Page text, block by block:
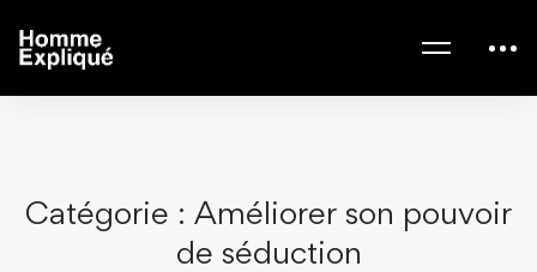
Catégorie : Améliorer son pouvoir
de séduction